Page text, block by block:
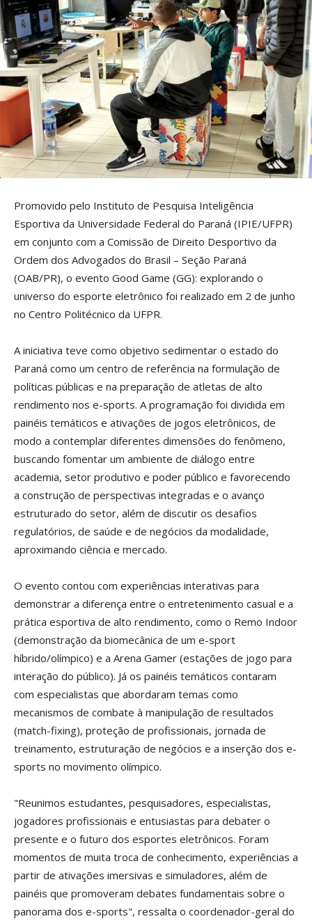
Promovido pelo Instituto de Pesquisa Inteligência
Esportiva da Universidade Federal do Paraná (IPIE/UFPR)
em conjunto com a Comissão de Direito Desportivo da
Ordem dos Advogados do Brasil – Seção Paraná
(OAB/PR), o evento Good Game (GG): explorando o
universo do esporte eletrônico foi realizado em 2 de junho
no Centro Politécnico da UFPR.
A iniciativa teve como objetivo sedimentar o estado do
Paraná como um centro de referência na formulação de
políticas públicas e na preparação de atletas de alto
rendimento nos e-sports. A programação foi dividida em
painéis temáticos e ativações de jogos eletrônicos, de
modo a contemplar diferentes dimensões do fenômeno,
buscando fomentar um ambiente de diálogo entre
academia, setor produtivo e poder público e favorecendo
a construção de perspectivas integradas e o avanço
estruturado do setor, além de discutir os desafios
regulatórios, de saúde e de negócios da modalidade,
aproximando ciência e mercado.
O evento contou com experiências interativas para
demonstrar a diferença entre o entretenimento casual e a
prática esportiva de alto rendimento, como o Remo Indoor
(demonstração da biomecânica de um e-sport
híbrido/olímpico) e a Arena Gamer (estações de jogo para
interação do público). Já os painéis temáticos contaram
com especialistas que abordaram temas como
mecanismos de combate à manipulação de resultados
(match-fixing), proteção de profissionais, jornada de
treinamento, estruturação de negócios e a inserção dos e-
sports no movimento olímpico.
"Reunimos estudantes, pesquisadores, especialistas,
jogadores profissionais e entusiastas para debater o
presente e o futuro dos esportes eletrônicos. Foram
momentos de muita troca de conhecimento, experiências a
partir de ativações imersivas e simuladores, além de
painéis que promoveram debates fundamentais sobre o
panorama dos e-sports", ressalta o coordenador-geral do